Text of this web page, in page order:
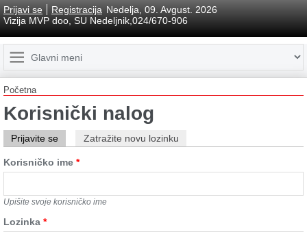
Prijavi se Registracija Nedelja, 09. Avgust. 2026
Vizija MVP doo, SU Nedeljnik,024/670-906
Početna
Korisnički nalog
Prijavite se Zatražite novu lozinku
Korisničko ime *
Upišite svoje korisničko ime
Lozinkа *